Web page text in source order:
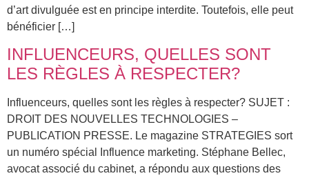
d’art divulguée est en principe interdite. Toutefois, elle peut
bénéficier […]
INFLUENCEURS, QUELLES SONT
LES RÈGLES À RESPECTER?
Influenceurs, quelles sont les règles à respecter? SUJET :
DROIT DES NOUVELLES TECHNOLOGIES –
PUBLICATION PRESSE. Le magazine STRATEGIES sort
un numéro spécial Influence marketing. Stéphane Bellec,
avocat associé du cabinet, a répondu aux questions des